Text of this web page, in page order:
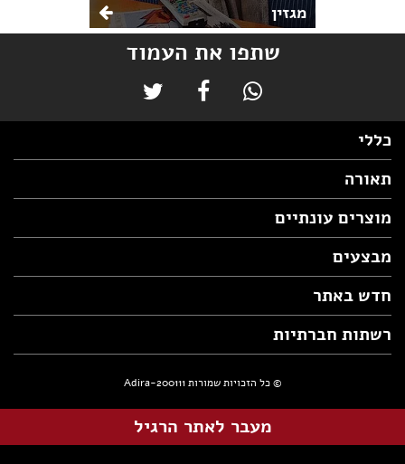
מגזין
שתפו את העמוד
כללי
תאורה
מוצרים עונתיים
מבצעים
חדש באתר
רשתות חברתיות
© כל הזכויות שמורות Adira-200111
מעבר לאתר הרגיל